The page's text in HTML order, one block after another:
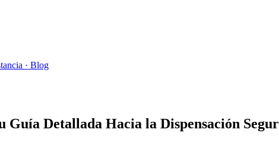
· Blog
Detallada Hacia la Dispensación